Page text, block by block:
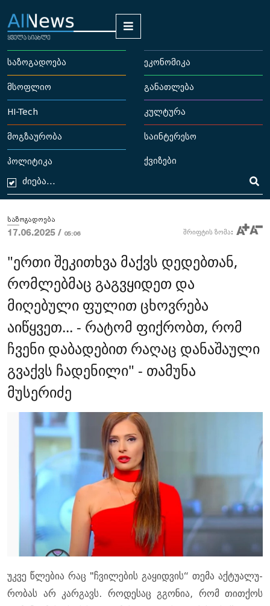
საზოგადოება ეკონომიკა
მსოფლიო განათლება
HI-Tech კულტურა
მოგზაურობა საინტერესო
პოლიტიკა ქვიზები
საზოგადოება
17.06.2025 / 05:06 შრიფტის ზომა:
"ერთი შეკითხვა მაქვს დედებთან,
რომლებმაც გაგვყიდეთ და
მიღებული ფულით ცხოვრება
აიწყვეთ... - რატომ ფიქრობთ, რომ
ჩვენი დაბადებით რაღაც დანაშაული
გვაქვს ჩადენილი" - თამუნა
მუსერიძე
უკვე წლე­ბია რაც "ჩვი­ლე­ბის გა­ყიდ­ვის“ თემა აქ­ტუ­ა­ლუ­
რო­ბას არ კარ­გავს. რო­დე­საც გგო­ნია, რომ თით­ქოს